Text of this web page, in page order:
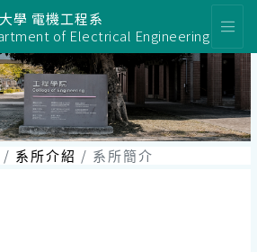
學 電機工程系
of Electrical Engineering
系所介紹 系所簡介